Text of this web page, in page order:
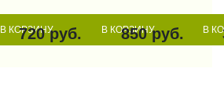
В КОРЗИНУ
720 руб. В КОРЗИНУ
850 руб. В